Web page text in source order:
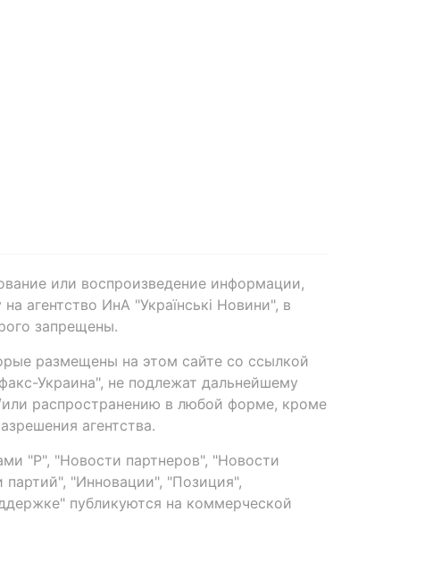
или воспроизведение информации,
агентство ИнА "Українські Новини", в
запрещены.
размещены на этом сайте со ссылкой
Украина", не подлежат дальнейшему
распространению в любой форме, кроме
агентства.
"Р", "Новости партнеров", "Новости
"Инновации", "Позиция",
публикуются на коммерческой